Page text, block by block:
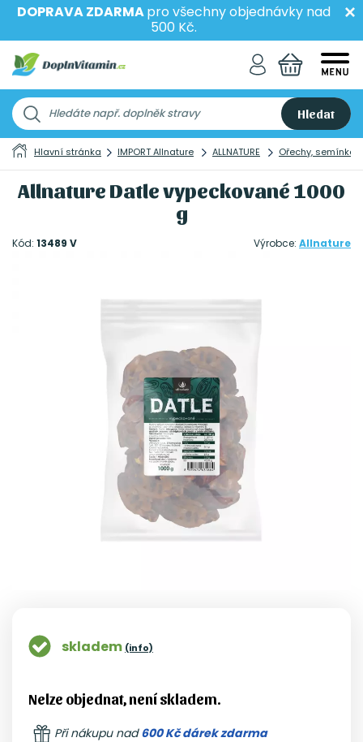
DOPRAVA ZDARMApro všechny objednávky nad
500 Kč.
Hledat
Hlavní stránka IMPORT Allnature ALLNATURE Ořechy, semínka
Allnature Datle vypeckované 1000
g
Kód: 13489 V Výrobce: Allnature
skladem (info)
Nelze objednat, není skladem.
Při nákupu nad600 Kč dárek zdarma